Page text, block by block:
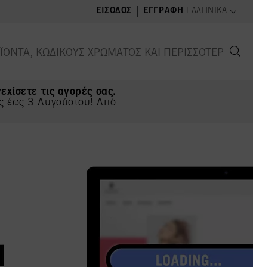
ΕΊΣΟΔΟΣ ΕΓΓΡΑΦΉ
text.language
ΕΛΛΗΝΙΚΆ
τις αγορές σας.
έως 3 Αυγούστου! Από